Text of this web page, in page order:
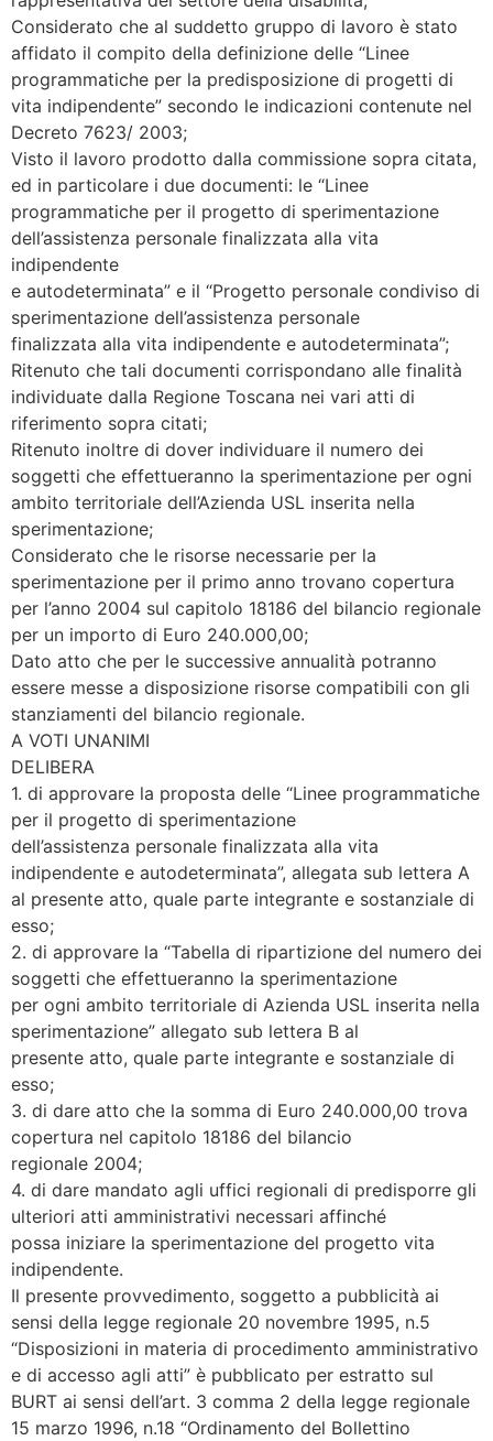
Considerato che al suddetto gruppo di lavoro è stato
affidato il compito della definizione delle “Linee
programmatiche per la predisposizione di progetti di
vita indipendente” secondo le indicazioni contenute nel
Decreto 7623/ 2003;
Visto il lavoro prodotto dalla commissione sopra citata,
ed in particolare i due documenti: le “Linee
programmatiche per il progetto di sperimentazione
dell’assistenza personale finalizzata alla vita
indipendente
e autodeterminata” e il “Progetto personale condiviso di
sperimentazione dell’assistenza personale
finalizzata alla vita indipendente e autodeterminata”;
Ritenuto che tali documenti corrispondano alle finalità
individuate dalla Regione Toscana nei vari atti di
riferimento sopra citati;
Ritenuto inoltre di dover individuare il numero dei
soggetti che effettueranno la sperimentazione per ogni
ambito territoriale dell’Azienda USL inserita nella
sperimentazione;
Considerato che le risorse necessarie per la
sperimentazione per il primo anno trovano copertura
per l’anno 2004 sul capitolo 18186 del bilancio regionale
per un importo di Euro 240.000,00;
Dato atto che per le successive annualità potranno
essere messe a disposizione risorse compatibili con gli
stanziamenti del bilancio regionale.
A VOTI UNANIMI
DELIBERA
1. di approvare la proposta delle “Linee programmatiche
per il progetto di sperimentazione
dell’assistenza personale finalizzata alla vita
indipendente e autodeterminata”, allegata sub lettera A
al presente atto, quale parte integrante e sostanziale di
esso;
2. di approvare la “Tabella di ripartizione del numero dei
soggetti che effettueranno la sperimentazione
per ogni ambito territoriale di Azienda USL inserita nella
sperimentazione” allegato sub lettera B al
presente atto, quale parte integrante e sostanziale di
esso;
3. di dare atto che la somma di Euro 240.000,00 trova
copertura nel capitolo 18186 del bilancio
regionale 2004;
4. di dare mandato agli uffici regionali di predisporre gli
ulteriori atti amministrativi necessari affinché
possa iniziare la sperimentazione del progetto vita
indipendente.
Il presente provvedimento, soggetto a pubblicità ai
sensi della legge regionale 20 novembre 1995, n.5
“Disposizioni in materia di procedimento amministrativo
e di accesso agli atti” è pubblicato per estratto sul
BURT ai sensi dell’art. 3 comma 2 della legge regionale
15 marzo 1996, n.18 “Ordinamento del Bollettino